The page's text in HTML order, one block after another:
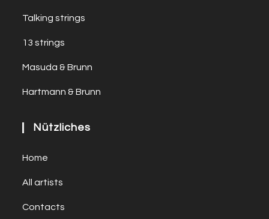
Talking strings
13 strings
Masuda & Brunn
Hartmann & Brunn
Nützliches
Home
All artists
Contacts